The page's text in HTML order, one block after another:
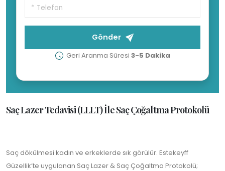
Gönder
Geri Aranma Süresi 3-5 Dakika
Saç Lazer Tedavisi (LLLT) İle Saç Çoğaltma Protokolü
Saç dökülmesi kadın ve erkeklerde sık görülür. Estekeyff
Güzellik’te uygulanan Saç Lazer & Saç Çoğaltma Protokolü;